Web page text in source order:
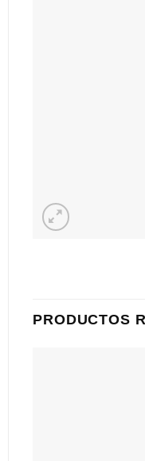
PRODUCTOS